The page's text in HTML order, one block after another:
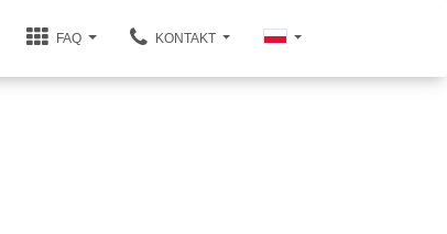
FAQ KONTAKT